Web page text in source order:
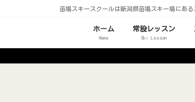
苗場スキースクールは新潟県苗場スキー場にあ
ホーム
Home
常設レッスン
Ski Lesson